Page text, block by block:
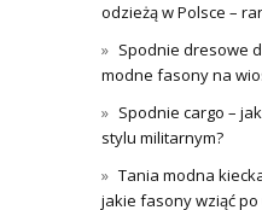
odzieżą w Polsce –
Spodnie dresowe
modne fasony na
Spodnie cargo –
stylu militarnym?
Tania modna
jakie fasony wziąć po